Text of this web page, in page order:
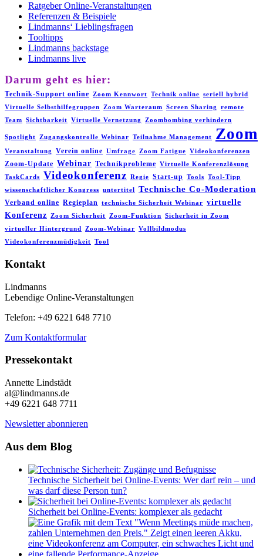
Ratgeber Online-Veranstaltungen
Referenzen & Beispiele
Lindmanns‘ Lieblingsfragen
Tooltipps
Lindmanns backstage
Lindmanns live
Darum geht es hier:
Technik-Support online Zoom Kennwort Technik online
seriell hybrid
Virtuelle Selbsthilfegruppen
Zoom Warteraum Screen Sharing
remote
Team
Sichtbarkeit Virtuelle Vernetzung Zoombombing verhindern
Spotlight Zugangskontrolle Webinar Teilnahme Management Zoom
Veranstaltung Verein online Umfrage Zoom Fatigue Videokonferenzen
Zoom-Update Webinar Technikprobleme
Virtuelle Konferenzlösung
TaskCards
Videokonferenz Regie Start-up Tools
Tool-Tipp
wissenschaftlicher Kongress
untertitel Technische Co-Moderation
Verband online Regieplan technische Sicherheit Webinar
virtuelle
Konferenz
Zoom Sicherheit Zoom-Funktion
Sicherheit in Zoom
virtueller Hintergrund
Zoom-Webinar
Vollbildmodus
Videokonferenzmüdigkeit
Tool
Kontakt
Lindmanns
Lebendige Online-Veranstaltungen
Telefon: +49 6221 648 7710
Zum Kontaktformular
Pressekontakt
Annette Lindstädt
al@lindmanns.de
+49 6221 648 7711
Newsletter abonnieren
Aus dem Blog
Technische Sicherheit bei Online-Events: Wer darf rein – und
was darf diese Person tun?
Sicherheit bei Online-Events: komplexer als gedacht